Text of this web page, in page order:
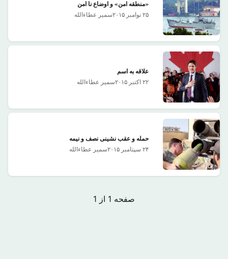
«منطقه امن» و اوضاع نا امن
سمیر عطاءالله ۲۵ نوامبر ۲۰۱۵
علاقه به اسم
سمیر عطاءالله ۲۲ اکتبر ۲۰۱۵
حمله و عقب نشینی نصف و نیمه
سمیر عطاءالله ۲۴ سپتامبر ۲۰۱۵
صفحه 1 از 1